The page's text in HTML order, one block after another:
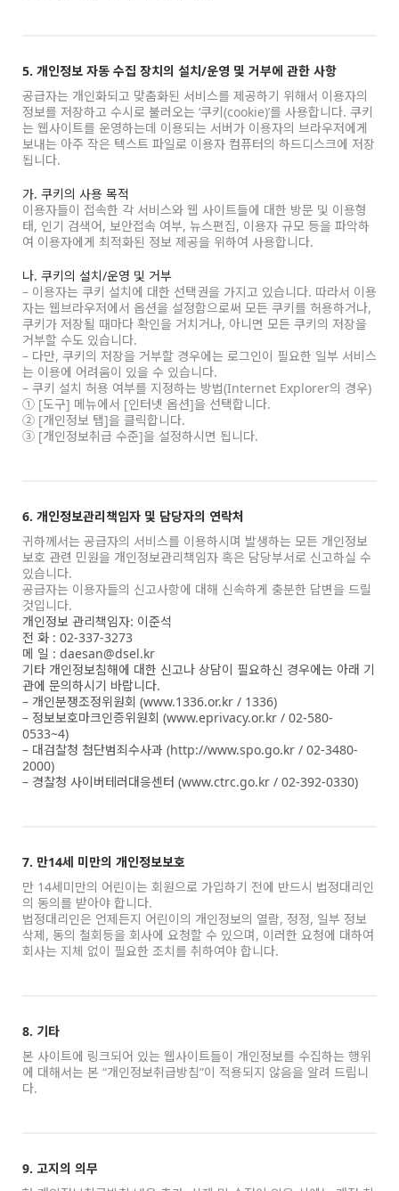
5. 개인정보 자동 수집 장치의 설치/운영 및 거부에 관한 사항
공급자는 개인화되고 맞춤화된 서비스를 제공하기 위해서 이용자의
정보를 저장하고 수시로 불러오는 ‘쿠키(cookie)’를 사용합니다. 쿠키
는 웹사이트를 운영하는데 이용되는 서버가 이용자의 브라우저에게
보내는 아주 작은 텍스트 파일로 이용자 컴퓨터의 하드디스크에 저장
됩니다.
가. 쿠키의 사용 목적
이용자들이 접속한 각 서비스와 웹 사이트들에 대한 방문 및 이용형
태, 인기 검색어, 보안접속 여부, 뉴스편집, 이용자 규모 등을 파악하
여 이용자에게 최적화된 정보 제공을 위하여 사용합니다.
나. 쿠키의 설치/운영 및 거부
– 이용자는 쿠키 설치에 대한 선택권을 가지고 있습니다. 따라서 이용
자는 웹브라우저에서 옵션을 설정함으로써 모든 쿠키를 허용하거나,
쿠키가 저장될 때마다 확인을 거치거나, 아니면 모든 쿠키의 저장을
거부할 수도 있습니다.
– 다만, 쿠키의 저장을 거부할 경우에는 로그인이 필요한 일부 서비스
는 이용에 어려움이 있을 수 있습니다.
– 쿠키 설치 허용 여부를 지정하는 방법(Internet Explorer의 경우)
① [도구] 메뉴에서 [인터넷 옵션]을 선택합니다.
② [개인정보 탭]을 클릭합니다.
③ [개인정보취급 수준]을 설정하시면 됩니다.
6. 개인정보관리책임자 및 담당자의 연락처
귀하께서는 공급자의 서비스를 이용하시며 발생하는 모든 개인정보
보호 관련 민원을 개인정보관리책임자 혹은 담당부서로 신고하실 수
있습니다.
공급자는 이용자들의 신고사항에 대해 신속하게 충분한 답변을 드릴
것입니다.
개인정보 관리책임자: 이준석
전 화 : 02-337-3273
메 일 : daesan@dsel.kr
기타 개인정보침해에 대한 신고나 상담이 필요하신 경우에는 아래 기
관에 문의하시기 바랍니다.
– 개인분쟁조정위원회 (www.1336.or.kr / 1336)
– 정보보호마크인증위원회 (www.eprivacy.or.kr / 02-580-
0533~4)
– 대검찰청 첨단범죄수사과 (http://www.spo.go.kr / 02-3480-
2000)
– 경찰청 사이버테러대응센터 (www.ctrc.go.kr / 02-392-0330)
7. 만14세 미만의 개인정보보호
만 14세미만의 어린이는 회원으로 가입하기 전에 반드시 법정대리인
의 동의를 받아야 합니다.
법정대리인은 언제든지 어린이의 개인정보의 열람, 정정, 일부 정보
삭제, 동의 철회등을 회사에 요청할 수 있으며, 이러한 요청에 대하여
회사는 지체 없이 필요한 조치를 취하여야 합니다.
8. 기타
본 사이트에 링크되어 있는 웹사이트들이 개인정보를 수집하는 행위
에 대해서는 본 “개인정보취급방침”이 적용되지 않음을 알려 드립니
다.
9. 고지의 의무